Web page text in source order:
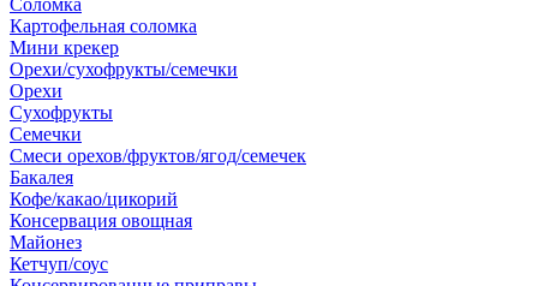
Соломка
Картофельная соломка
Мини крекер
Орехи/сухофрукты/семечки
Орехи
Сухофрукты
Семечки
Смеси орехов/фруктов/ягод/семечек
Бакалея
Кофе/какао/цикорий
Консервация овощная
Майонез
Кетчуп/соус